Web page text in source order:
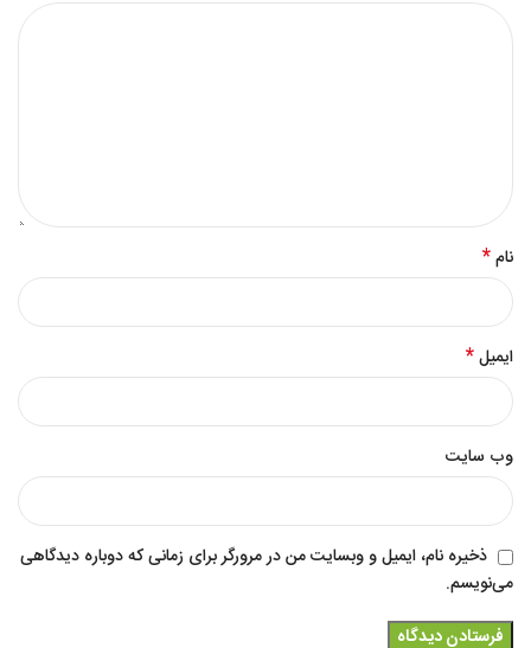
نام*
ایمیل*
وب‌ سایت
ذخیره نام، ایمیل و وبسایت من در مرورگر برای زمانی که دوباره دیدگاهی
می‌نویسم.